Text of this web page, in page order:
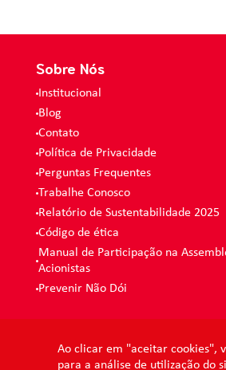
Ao clicar em "aceitar cookies",
para a análise de utilização do
Sobre Nós
Institucional
Blog
Contato
Política de Privacidade
Perguntas Frequentes
Trabalhe Conosco
Relatório de Sustentabilidade 2025
Código de ética
Manual de Participação na
Acionistas
Prevenir Não Dói